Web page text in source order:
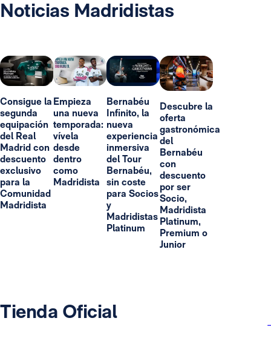
Noticias Madridistas
Consigue la
segunda
equipación
del Real
Madrid con
descuento
exclusivo
para la
Comunidad
Madridista
Empieza
una nueva
temporada:
vívela
desde
dentro
como
Madridista
Bernabéu
Infinito, la
nueva
experiencia
inmersiva
del Tour
Bernabéu,
sin coste
para Socios
y
Madridistas
Platinum
Descubre la
oferta
gastronómica
del
Bernabéu
con
descuento
por ser
Socio,
Madridista
Platinum,
Premium o
Junior
Tienda Oficial